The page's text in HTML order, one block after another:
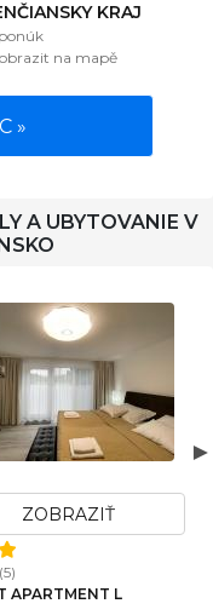
KRAJ
na mapě
»
A UBYTOVANIE V
ZOBRAZIŤ
APARTMENT L